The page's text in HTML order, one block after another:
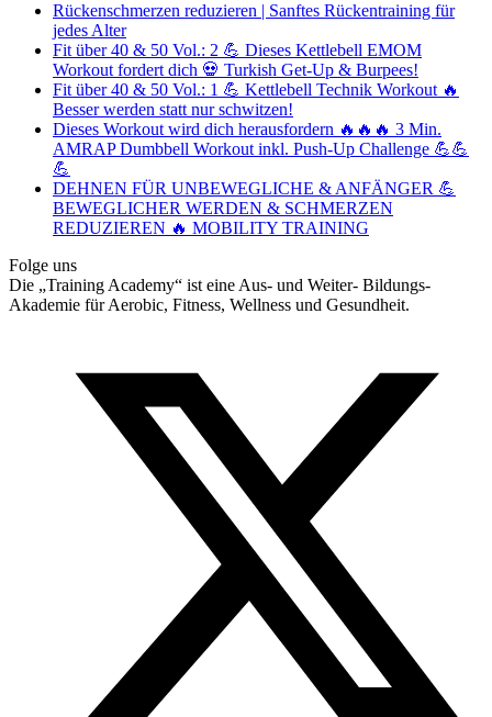
Rückenschmerzen reduzieren | Sanftes Rückentraining für
jedes Alter
Fit über 40 & 50 Vol.: 2 💪 Dieses Kettlebell EMOM
Workout fordert dich 💀 Turkish Get-Up & Burpees!
Fit über 40 & 50 Vol.: 1 💪 Kettlebell Technik Workout 🔥
Besser werden statt nur schwitzen!
Dieses Workout wird dich herausfordern 🔥🔥🔥 3 Min.
AMRAP Dumbbell Workout inkl. Push-Up Challenge 💪💪
💪
DEHNEN FÜR UNBEWEGLICHE & ANFÄNGER 💪
BEWEGLICHER WERDEN & SCHMERZEN
REDUZIEREN 🔥 MOBILITY TRAINING
Folge uns
Die „Training Academy“ ist eine Aus- und Weiter- Bildungs-
Akademie für Aerobic, Fitness, Wellness und Gesundheit.